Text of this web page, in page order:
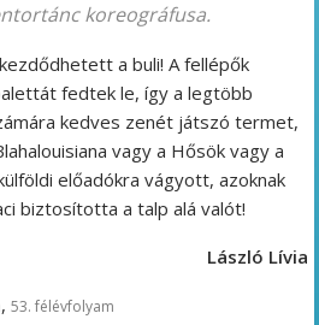
koreográfusa.
a buli! A fellépők
fedtek le, így a legtöbb
kedves zenét játszó termet,
vagy a Hősök vagy a
előadókra vágyott, azoknak
biztosította a talp alá valót!
László Lívia
,53. félévfolyam